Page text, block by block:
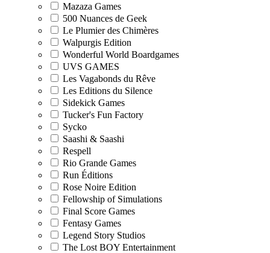
Mazaza Games
500 Nuances de Geek
Le Plumier des Chimères
Walpurgis Edition
Wonderful World Boardgames
UVS GAMES
Les Vagabonds du Rêve
Les Editions du Silence
Sidekick Games
Tucker's Fun Factory
Sycko
Saashi & Saashi
Respell
Rio Grande Games
Run Éditions
Rose Noire Edition
Fellowship of Simulations
Final Score Games
Fentasy Games
Legend Story Studios
The Lost BOY Entertainment